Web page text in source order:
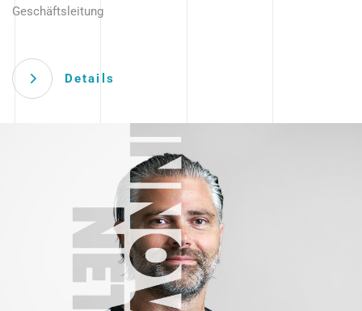
Geschäftsleitung
Details